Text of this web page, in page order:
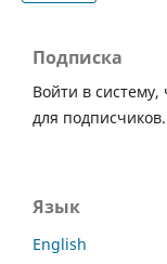
Подписка
Войти в систему,
для подписчиков.
Язык
English